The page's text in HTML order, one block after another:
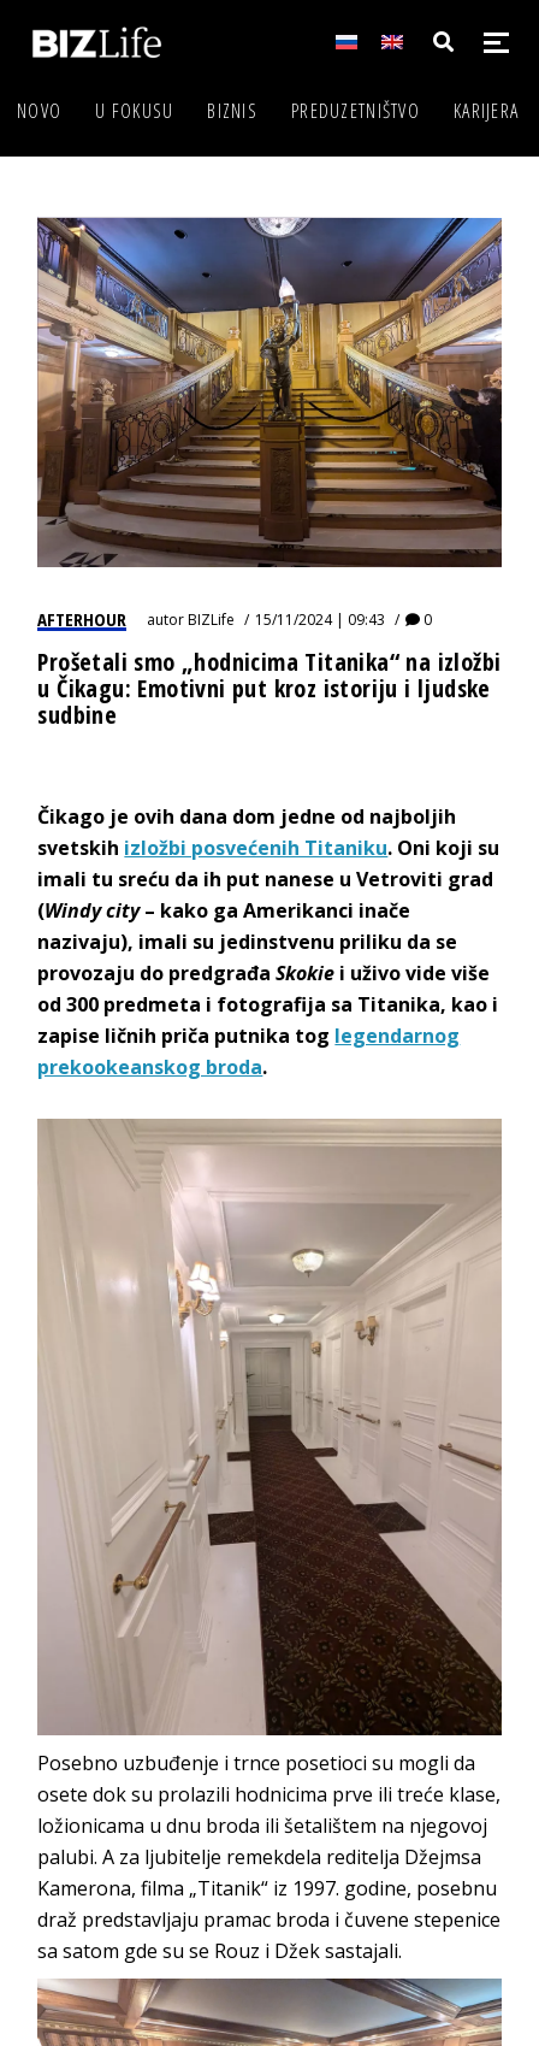
NOVO U FOKUSU BIZNIS PREDUZETNIŠTVO KARIJERA
AFTERHOUR autorBIZLife 15/11/2024 | 09:43 0
Prošetali smo „hodnicima Titanika“ na izložbi
u Čikagu: Emotivni put kroz istoriju i ljudske
sudbine
Čikago je ovih dana dom jedne od najboljih
svetskih izložbi posvećenih Titaniku. Oni koji su
imali tu sreću da ih put nanese u Vetroviti grad
(Windy city– kako ga Amerikanci inače
nazivaju), imali su jedinstvenu priliku da se
provozaju do predgrađaSkokie i uživo vide više
od 300 predmeta i fotografija sa Titanika, kao i
zapise ličnih priča putnika tog legendarnog
prekookeanskog broda.
Posebno uzbuđenje i trnce posetioci su mogli da
osete dok su prolazili hodnicima prve ili treće klase,
ložionicama u dnu broda ili šetalištem na njegovoj
palubi. A za ljubitelje remekdela reditelja Džejmsa
Kamerona, filma „Titanik“ iz 1997. godine, posebnu
draž predstavljaju pramac broda i čuvene stepenice
sa satom gde su se Rouz i Džek sastajali.